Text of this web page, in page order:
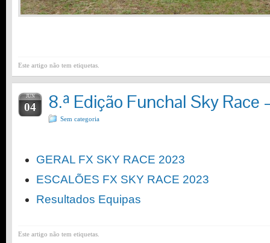
Este artigo não tem etiquetas.
JUN
04 8.ª Edição Funchal Sky Race
Sem categoria
GERAL FX SKY RACE 2023
ESCALÕES FX SKY RACE 2023
Resultados Equipas
Este artigo não tem etiquetas.